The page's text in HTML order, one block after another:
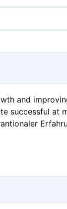
and
successful at